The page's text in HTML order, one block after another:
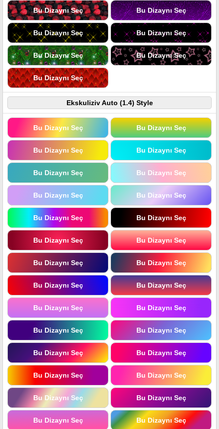
Bu Dizaynı Seç Bu Dizaynı Seç
Bu Dizaynı Seç Bu Dizaynı Seç
Bu Dizaynı Seç Bu Dizaynı Seç
Bu Dizaynı Seç
Ekskuliziv Auto (1.4) Style
Bu Dizaynı Seç Bu Dizaynı Seç
Bu Dizaynı Seç Bu Dizaynı Seç
Bu Dizaynı Seç Bu Dizaynı Seç
Bu Dizaynı Seç Bu Dizaynı Seç
Bu Dizaynı Seç Bu Dizaynı Seç
Bu Dizaynı Seç Bu Dizaynı Seç
Bu Dizaynı Seç Bu Dizaynı Seç
Bu Dizaynı Seç Bu Dizaynı Seç
Bu Dizaynı Seç Bu Dizaynı Seç
Bu Dizaynı Seç Bu Dizaynı Seç
Bu Dizaynı Seç Bu Dizaynı Seç
Bu Dizaynı Seç Bu Dizaynı Seç
Bu Dizaynı Seç Bu Dizaynı Seç
Bu Dizaynı Seç Bu Dizaynı Seç